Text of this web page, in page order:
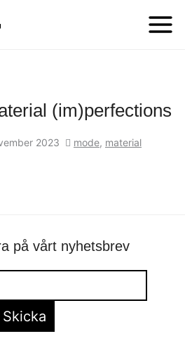
(im)perfections
2023 mode, material
på vårt nyhetsbrev